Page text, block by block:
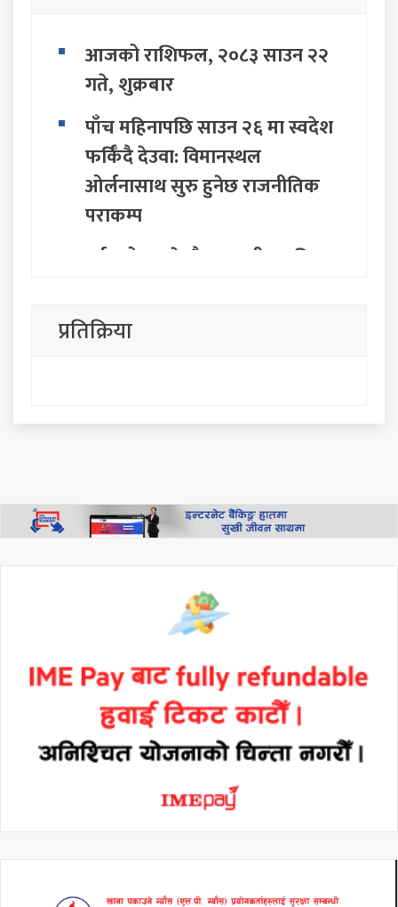
आजको राशिफल, २०८३ साउन २२
गते, शुक्रबार
पाँच महिनापछि साउन २६ मा स्वदेश
फर्किँदै देउवा: विमानस्थल
ओर्लनासाथ सुरु हुनेछ राजनीतिक
पराकम्प
पर्वतारोहण क्षेत्रकै अपूरणीय क्षति:
गुरुङको शव काठमाडौँमा,
निम्सदाइको अन्योल कायमै
मृत्यु, १० जना घाइते
लागू हुने
प्रतिक्रिया